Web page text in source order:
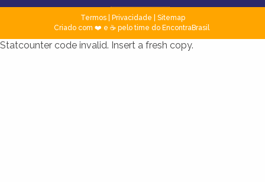
Termos| Privacidade
Sitemap
Criado com ❤️ e ☕ pelo time do EncontraBrasil
Statcounter code invalid. Insert a fresh copy.